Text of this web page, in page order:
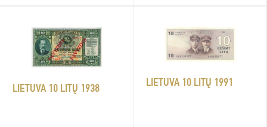
LIETUVA 10 LITŲ 1938
LIETUVA 10 LITŲ 1991